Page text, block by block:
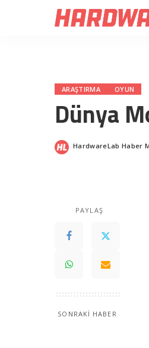
ARAŞTIRMA OYUN
Dünya
Posted
HardwareLab Haber
PAYLAŞ
SONRAKİ HABER